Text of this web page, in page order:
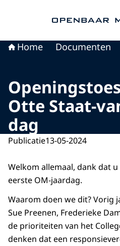
Home Documenten
Otte Staat-
dag
Publicatie13-05-2024
Welkom allemaal, dank dat
eerste OM-jaardag.
Waarom doen we dit? Vorig
Sue Preenen, Frederieke
de prioriteiten van het
denken dat een